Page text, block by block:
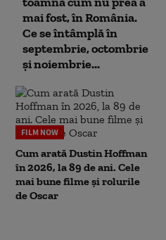
mai fost, în România.
Ce se întâmplă în
septembrie, octombrie
și noiembrie...
FILM NOW
Cum arată Dustin Hoffman
în 2026, la 89 de ani. Cele
mai bune filme și rolurile
de Oscar